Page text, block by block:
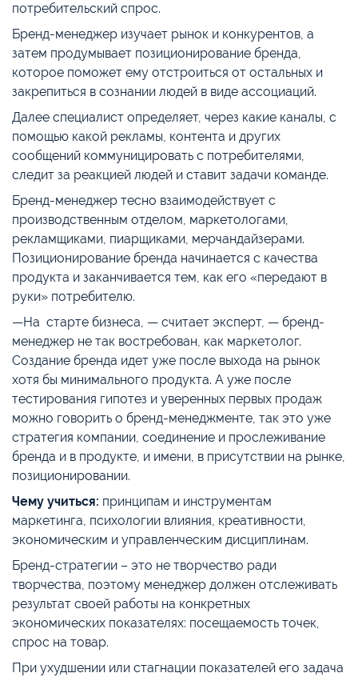
потребительский спрос.
Бренд-менеджер изучает рынок и конкурентов, а
затем продумывает позиционирование бренда,
которое поможет ему отстроиться от остальных и
закрепиться в сознании людей в виде ассоциаций.
Далее специалист определяет, через какие каналы, с
помощью какой рекламы, контента и других
сообщений коммуницировать с потребителями,
следит за реакцией людей и ставит задачи команде.
Бренд-менеджер тесно взаимодействует с
производственным отделом, маркетологами,
рекламщиками, пиарщиками, мерчандайзерами.
Позиционирование бренда начинается с качества
продукта и заканчивается тем, как его «передают в
руки» потребителю.
—На старте бизнеса, — считает эксперт, — бренд-
менеджер не так востребован, как маркетолог.
Создание бренда идет уже после выхода на рынок
хотя бы минимального продукта. А уже после
тестирования гипотез и уверенных первых продаж
можно говорить о бренд-менеджменте, так это уже
стратегия компании, соединение и прослеживание
бренда и в продукте, и имени, в присутствии на рынке,
позиционировании.
Чему учиться: принципам и инструментам
маркетинга, психологии влияния, креативности,
экономическим и управленческим дисциплинам.
Бренд-стратегии – это не творчество ради
творчества, поэтому менеджер должен отслеживать
результат своей работы на конкретных
экономических показателях: посещаемость точек,
спрос на товар.
При ухудшении или стагнации показателей его задача